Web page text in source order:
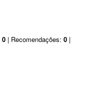
0 | Recomendações: 0 |